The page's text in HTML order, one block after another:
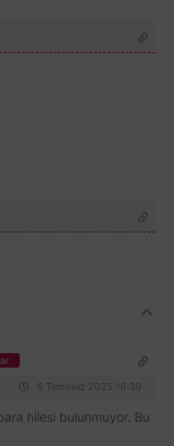
6 Temmuz 2025 16:39
hilesi bulunmuyor. Bu